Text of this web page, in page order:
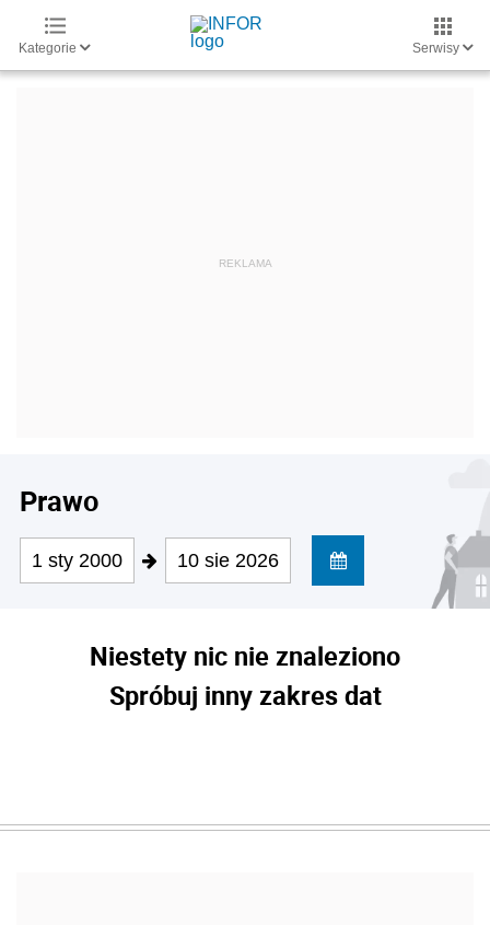
Kategorie Serwisy
Prawo
1 sty 2000 10 sie 2026
Niestety nic nie znaleziono
Spróbuj inny zakres dat